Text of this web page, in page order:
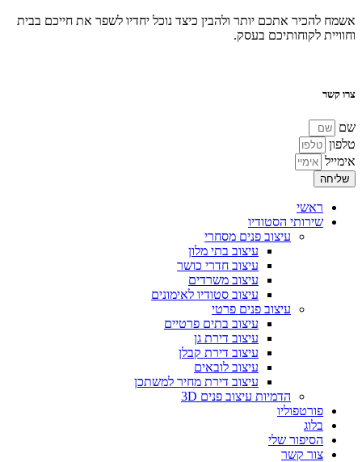
אשמח להכיר אתכם יותר ולהבין כיצד נוכל יחדיו לשפר את חייכם בבית
וחוויית לקוחותיכם בעסק.
צרו קשר
שם
טלפון
אימייל
שליחה
ראשי
שירותי הסטודיו
עיצוב פנים מסחרי
עיצוב בתי מלון
עיצוב חדרי כושר
עיצוב משרדים
עיצוב סטודיו לאימונים
עיצוב פנים פרטי
עיצוב בתים פרטיים
עיצוב דירת גן
עיצוב דירת קבלן
עיצוב לובאים
עיצוב דירת מחיר למשתכן
הדמיות עיצוב פנים 3D
פורטפוליו
בלוג
הסיפור שלי
צור קשר